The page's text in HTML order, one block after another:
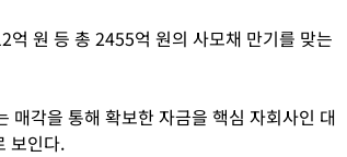
원 등 총 2455억 원의 사모채 만기를 맞는
매각을 통해 확보한 자금을 핵심 자회사인 대
보인다.